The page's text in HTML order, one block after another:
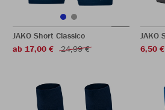
JAKO Short Classico
ab 17,00 €
24,99 €
JAKO
6,50 €